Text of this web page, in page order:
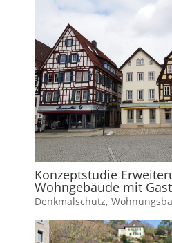
Konzeptstudie
Wohngebäude mit
Denkmalschutz,